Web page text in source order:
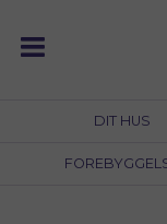
content
DIT HUS